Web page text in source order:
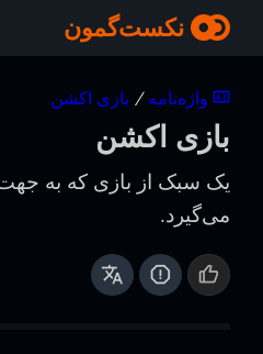
نکست‌گمون
واژه‌نامه / بازی اکشن
بازی اکشن
یک سبک از بازی که به
می‌گیرد.